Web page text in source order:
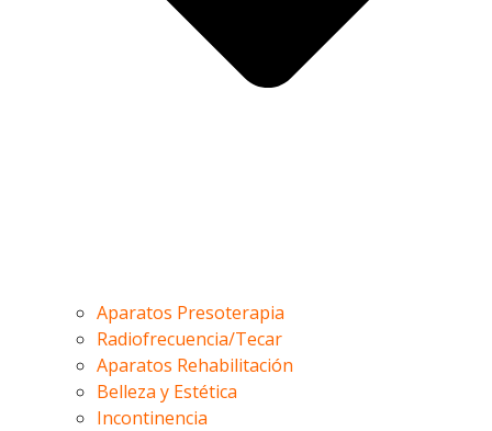
Aparatos Presoterapia
Radiofrecuencia/Tecar
Aparatos Rehabilitación
Belleza y Estética
Incontinencia